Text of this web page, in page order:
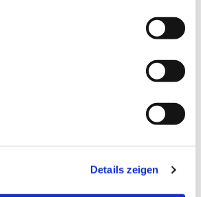
Details zeigen
könnte Sie auch